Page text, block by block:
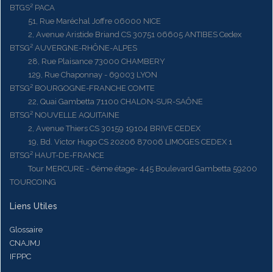
BTGS² PACA
51, Rue Maréchal Joffre 06000 NICE
2, Avenue Aristide Briand CS 30751 06605 ANTIBES Cedex
BTSG² AUVERGNE-RHÔNE-ALPES
28, Rue Plaisance 73000 CHAMBERY
129, Rue Chaponnay - 69003 LYON
BTSG² BOURGOGNE-FRANCHE COMTE
22, Quai Gambetta 71100 CHALON-SUR-SAÔNE
BTSG² NOUVELLE AQUITAINE
2, Avenue Thiers CS 30159 19104 BRIVE CEDEX
19, Bd. Victor Hugo CS 20206 87006 LIMOGES CEDEX 1
BTSG² HAUT-DE-FRANCE
Tour MERCURE - 6ème étage- 445 Boulevard Gambetta 59200
TOURCOING
Liens Utiles
Glossaire
CNAJMJ
IFPPC